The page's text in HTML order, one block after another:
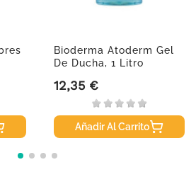
Bioderma Atoderm Gel
De Ducha, 1 Litro
Precio
12,35 €
Añadir Al Carrito